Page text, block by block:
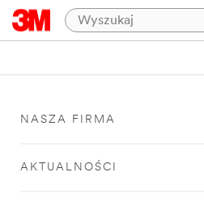
NASZA FIRMA
AKTUALNOŚCI